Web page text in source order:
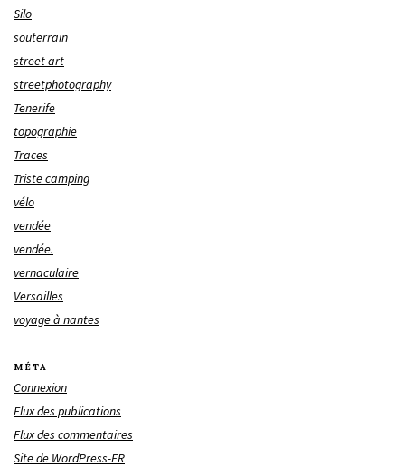
Silo
souterrain
street art
streetphotography
Tenerife
topographie
Traces
Triste camping
vélo
vendée
vendée.
vernaculaire
Versailles
voyage à nantes
MÉTA
Connexion
Flux des publications
Flux des commentaires
Site de WordPress-FR